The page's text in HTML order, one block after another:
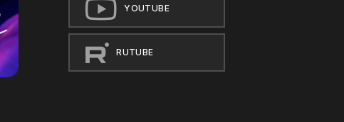
YOUTUBE
RUTUBE